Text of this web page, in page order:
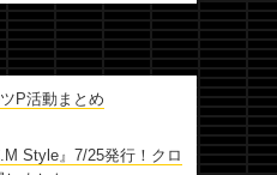
P活動まとめ
Style』7/25発行！クロ